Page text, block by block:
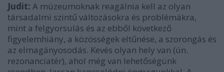
Judit: A múzeumoknak reagálnia kell az olyan
társadalmi szintű változásokra és problémákra,
mint a felgyorsulás és az ebből következő
figyelemhiány, a közösségek eltűnése, a szorongás és
az elmagányosodás. Kevés olyan hely van (ún.
rezonanciatér), ahol még van lehetőségünk